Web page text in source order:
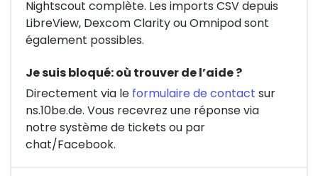
Nightscout complète. Les imports CSV depuis
LibreView, Dexcom Clarity ou Omnipod sont
également possibles.
Je suis bloqué: où trouver de l’aide ?
Directement via le formulaire de contact sur
ns.10be.de. Vous recevrez une réponse via
notre système de tickets ou par
chat/Facebook.